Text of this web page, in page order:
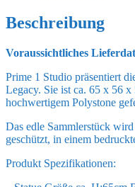
Throne
Design
Carlos
Standard
Version
65
Menge
Beschreibung
Voraussichtliches
Prime 1 Studio präsentiert
Legacy. Sie ist ca. 65 x 56
hochwertigem Polystone
Das edle Sammlerstück
geschützt, in einem
Produkt Spezifikationen: